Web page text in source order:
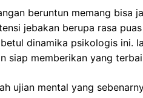
beruntun memang bisa
jebakan berupa rasa
dinamika psikologis ini.
siap memberikan yang
ujian mental yang